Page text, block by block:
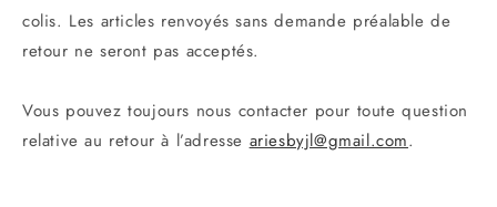
colis. Les articles renvoyés sans demande préalable de
retour ne seront pas acceptés.
Vous pouvez toujours nous contacter pour toute question
relative au retour à l’adresse ariesbyjl@gmail.com.